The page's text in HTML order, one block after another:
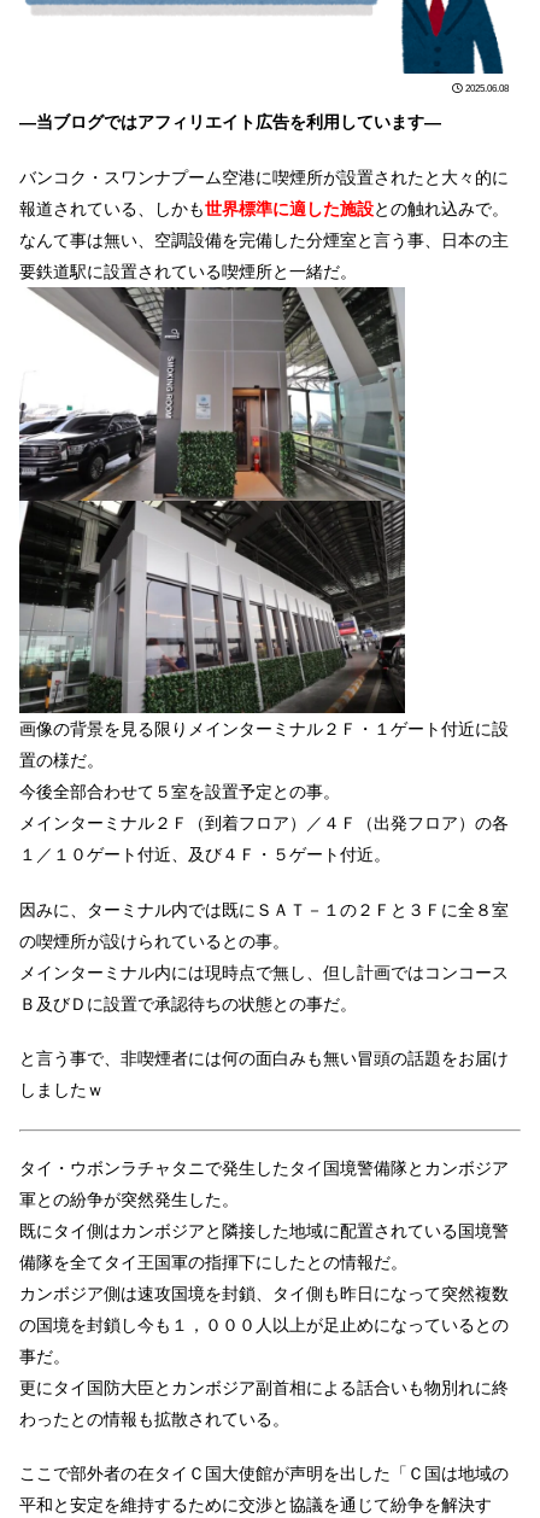
2025.06.08
―当ブログではアフィリエイト広告を利用しています―
バンコク・スワンナプーム空港に喫煙所が設置されたと大々的に
報道されている、しかも世界標準に適した施設との触れ込みで。
なんて事は無い、空調設備を完備した分煙室と言う事、日本の主
要鉄道駅に設置されている喫煙所と一緒だ。
画像の背景を見る限りメインターミナル２Ｆ・１ゲート付近に設
置の様だ。
今後全部合わせて５室を設置予定との事。
メインターミナル２Ｆ（到着フロア）／４Ｆ（出発フロア）の各
１／１０ゲート付近、及び４Ｆ・５ゲート付近。
因みに、ターミナル内では既にＳＡＴ－１の２Ｆと３Ｆに全８室
の喫煙所が設けられているとの事。
メインターミナル内には現時点で無し、但し計画ではコンコース
Ｂ及びＤに設置で承認待ちの状態との事だ。
と言う事で、非喫煙者には何の面白みも無い冒頭の話題をお届け
しましたｗ
タイ・ウボンラチャタニで発生したタイ国境警備隊とカンボジア
軍との紛争が突然発生した。
既にタイ側はカンボジアと隣接した地域に配置されている国境警
備隊を全てタイ王国軍の指揮下にしたとの情報だ。
カンボジア側は速攻国境を封鎖、タイ側も昨日になって突然複数
の国境を封鎖し今も１，０００人以上が足止めになっているとの
事だ。
更にタイ国防大臣とカンボジア副首相による話合いも物別れに終
わったとの情報も拡散されている。
ここで部外者の在タイＣ国大使館が声明を出した「Ｃ国は地域の
平和と安定を維持するために交渉と協議を通じて紛争を解決す